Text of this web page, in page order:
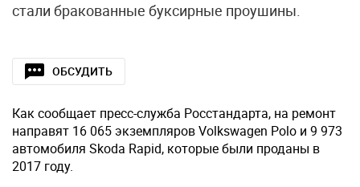
стали бракованные буксирные проушины.
ОБСУДИТЬ
Как сообщает пресс-служба Росстандарта, на ремонт
направят 16 065 экземпляров Volkswagen Polo и 9 973
автомобиля Skoda Rapid, которые были проданы в
2017 году.